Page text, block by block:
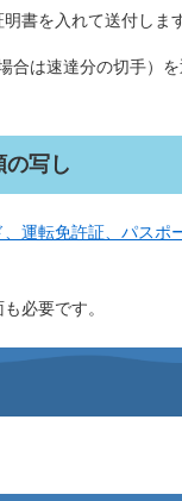
書を入れて送付します
合は速達分の切手）
の写し
運転免許証、パスポ
必要です。